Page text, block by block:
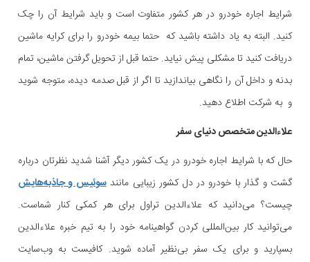
شرایط اجاره خودرو در هر کشور متفاوت است و باید شرایط آن را چک
کنید. البته به یاد داشته باشید که حتما بیمه خودرو را برای کرایه ماشین
دریافت کنید تا مشکلی پیش نیاید. حتما قبل از تحویل گرفتن ماشین، تمام
بدنه و داخل آن را نگاهی بیاندازید تا اگر از قبل صدمه دیده، متوجه شوید
و به شرکت اطلاع دهید.
علاءالدین متخصص دنیای سفر
حال که با شرایط اجاره خودرو در یک کشور دیگر آشنا شدید نظرتان درباره
گشت و گذار با خودرو در دل کشور زیبایی مانندسوئیس و جاذبه‌هایش
چیست؟ می‌دانید که علاءالدین تراول برای هر کمکی کنار شماست.
می‌توانید کار بین‌المللی کردن گواهینامه خود را به تیم خبره علاءالدین
بسپارید و برای یک سفر بی‌نظیر آماده شوید. کافیست به وب‌سایت